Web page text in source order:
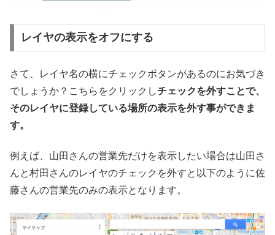
レイヤの表示をオフにする
さて、レイヤ名の横にチェックボタンがあるのにお気づき
でしょうか？こちらをクリックしチェックを外すことで、
そのレイヤに登録している場所の表示を外す事ができま
す。
例えば、山田さんの営業先だけを表示したい場合は山田さ
んと村田さんのレイヤのチェックを外すと以下のように佐
藤さんの営業先のみの表示となります。